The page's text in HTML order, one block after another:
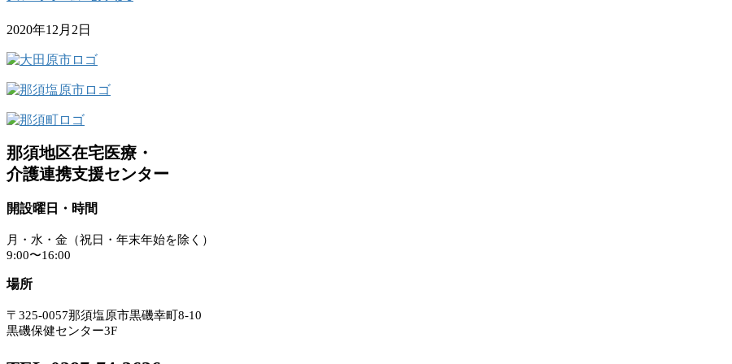
2020年12月2日
那須地区在宅医療・
介護連携支援センター
開設曜日・時間
月・水・金（祝日・年末年始を除く）
9:00〜16:00
場所
〒325-0057那須塩原市黒磯幸町8-10
黒磯保健センター3F